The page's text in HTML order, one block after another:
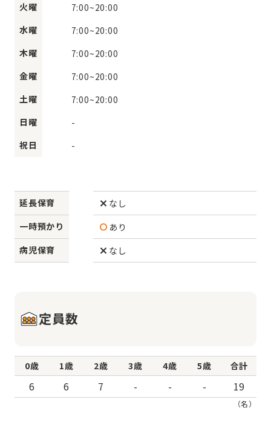
火曜
7:00~20:00
水曜
7:00~20:00
木曜
7:00~20:00
金曜
7:00~20:00
土曜
7:00~20:00
日曜
-
祝日
-
延長保育
なし
一時預かり
あり
病児保育
なし
定員数
0歳 1歳 2歳 3歳 4歳 5歳 合計
6 6 7 - - - 19
（名）